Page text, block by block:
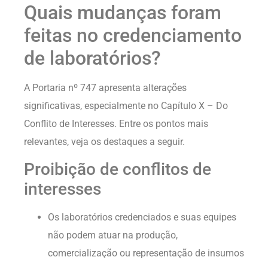
Quais mudanças foram
feitas no credenciamento
de laboratórios?
A Portaria nº 747 apresenta alterações
significativas, especialmente no Capítulo X – Do
Conflito de Interesses. Entre os pontos mais
relevantes, veja os destaques a seguir.
Proibição de conflitos de
interesses
Os laboratórios credenciados e suas equipes
não podem atuar na produção,
comercialização ou representação de insumos